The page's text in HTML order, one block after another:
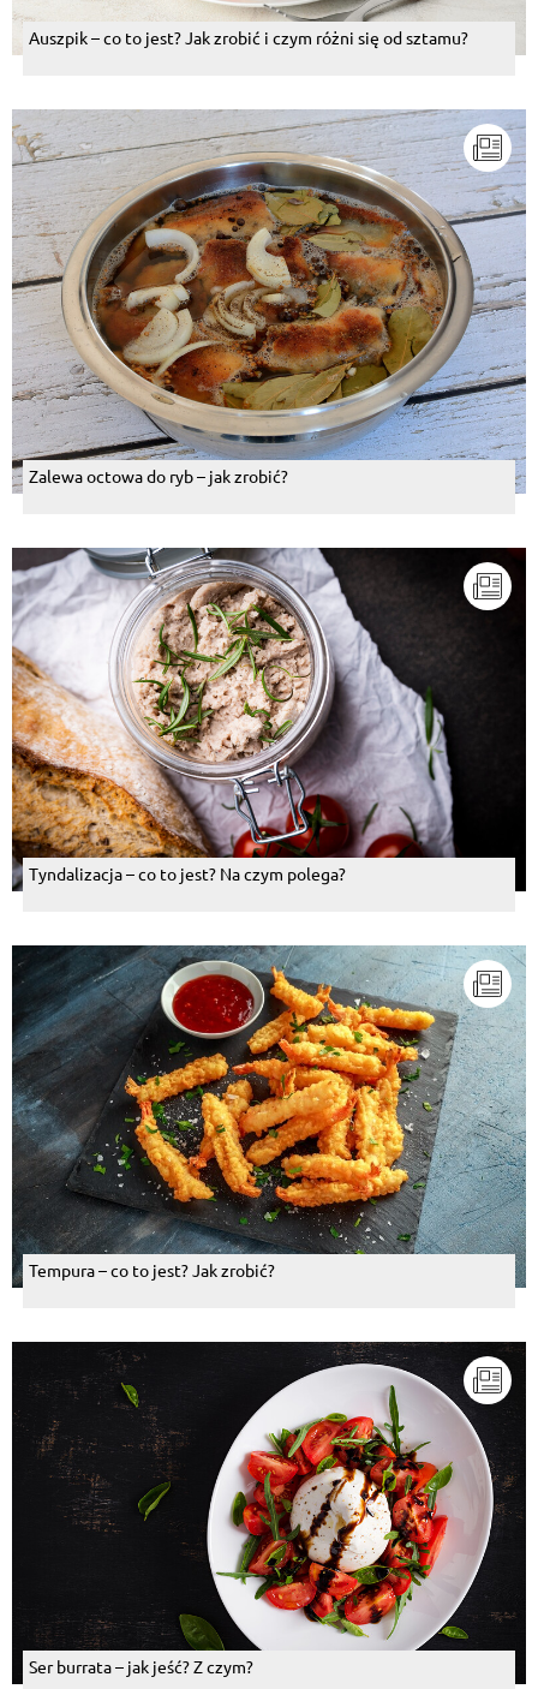
Auszpik – co to jest? Jak zrobić i czym różni się od sztamu?
Zalewa octowa do ryb – jak zrobić?
Tyndalizacja – co to jest? Na czym polega?
Tempura – co to jest? Jak zrobić?
Ser burrata – jak jeść? Z czym?